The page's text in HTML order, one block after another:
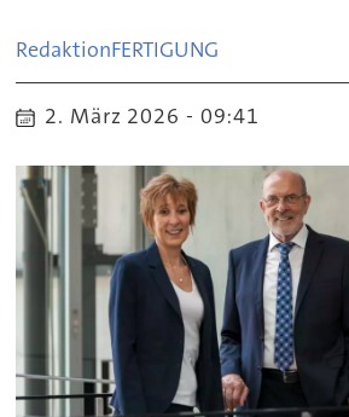
RedaktionFERTIGUNG
2. März 2026 - 09:41